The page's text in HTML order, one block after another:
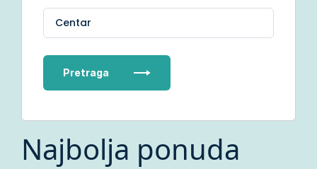
Centar
Pretraga
Najbolja ponuda